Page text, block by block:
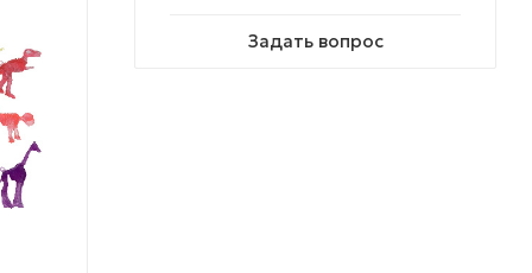
Задать вопрос